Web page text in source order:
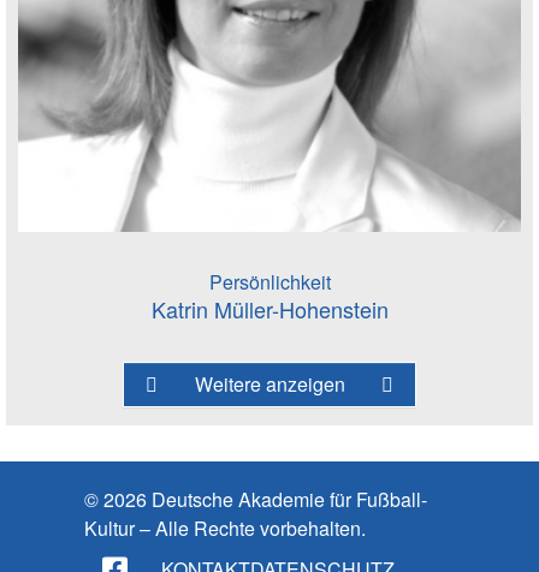
Persönlichkeit
Katrin Müller-Hohenstein
Weitere anzeigen
© 2026 Deutsche Akademie für Fußball-
Kultur – Alle Rechte vorbehalten.